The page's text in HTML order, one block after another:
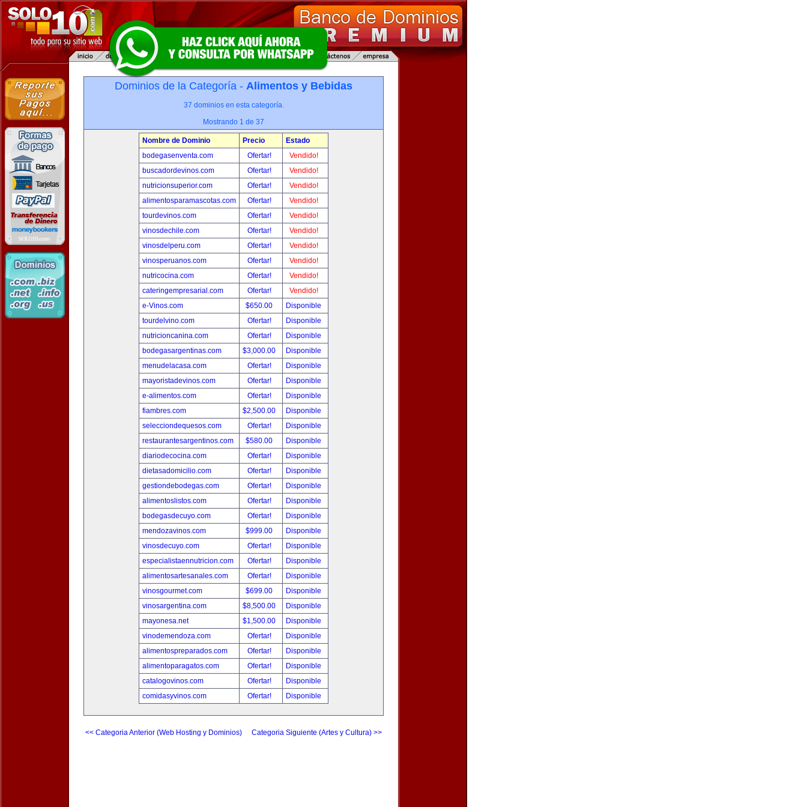
Dominios de la Categoría - Alimentos y Bebidas
37 dominios en esta categoría.
Mostrando 1 de 37
Nombre de Dominio Precio
Estado
bodegasenventa.com
Ofertar!
Vendido!
buscadordevinos.com
Ofertar!
Vendido!
nutricionsuperior.com
Ofertar!
Vendido!
alimentosparamascotas.com
Ofertar!
Vendido!
tourdevinos.com
Ofertar!
Vendido!
vinosdechile.com
Ofertar!
Vendido!
vinosdelperu.com
Ofertar!
Vendido!
vinosperuanos.com
Ofertar!
Vendido!
nutricocina.com
Ofertar!
Vendido!
cateringempresarial.com
Ofertar!
Vendido!
e-Vinos.com
$650.00
Disponible
tourdelvino.com
Ofertar!
Disponible
nutricioncanina.com
Ofertar!
Disponible
bodegasargentinas.com
$3,000.00
Disponible
menudelacasa.com
Ofertar!
Disponible
mayoristadevinos.com
Ofertar!
Disponible
e-alimentos.com
Ofertar!
Disponible
fiambres.com
$2,500.00
Disponible
selecciondequesos.com
Ofertar!
Disponible
restaurantesargentinos.com
$580.00
Disponible
diariodecocina.com
Ofertar!
Disponible
dietasadomicilio.com
Ofertar!
Disponible
gestiondebodegas.com
Ofertar!
Disponible
alimentoslistos.com
Ofertar!
Disponible
bodegasdecuyo.com
Ofertar!
Disponible
mendozavinos.com
$999.00
Disponible
vinosdecuyo.com
Ofertar!
Disponible
especialistaennutricion.com
Ofertar!
Disponible
alimentosartesanales.com
Ofertar!
Disponible
vinosgourmet.com
$699.00
Disponible
vinosargentina.com
$8,500.00
Disponible
mayonesa.net
$1,500.00
Disponible
vinodemendoza.com
Ofertar!
Disponible
alimentospreparados.com
Ofertar!
Disponible
alimentoparagatos.com
Ofertar!
Disponible
catalogovinos.com
Ofertar!
Disponible
comidasyvinos.com
Ofertar! Disponible
<< Categoria Anterior (Web Hosting y Dominios) Categoria Siguiente (Artes y Cultura) >>